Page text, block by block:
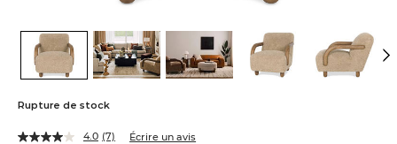
Rupture de stock
4.0 (7) Écrire un avis